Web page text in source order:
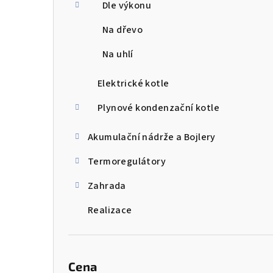
Dle výkonu
Na dřevo
Na uhlí
Elektrické kotle
Plynové kondenzační kotle
Akumulační nádrže a Bojlery
Termoregulátory
Zahrada
Realizace
Cena